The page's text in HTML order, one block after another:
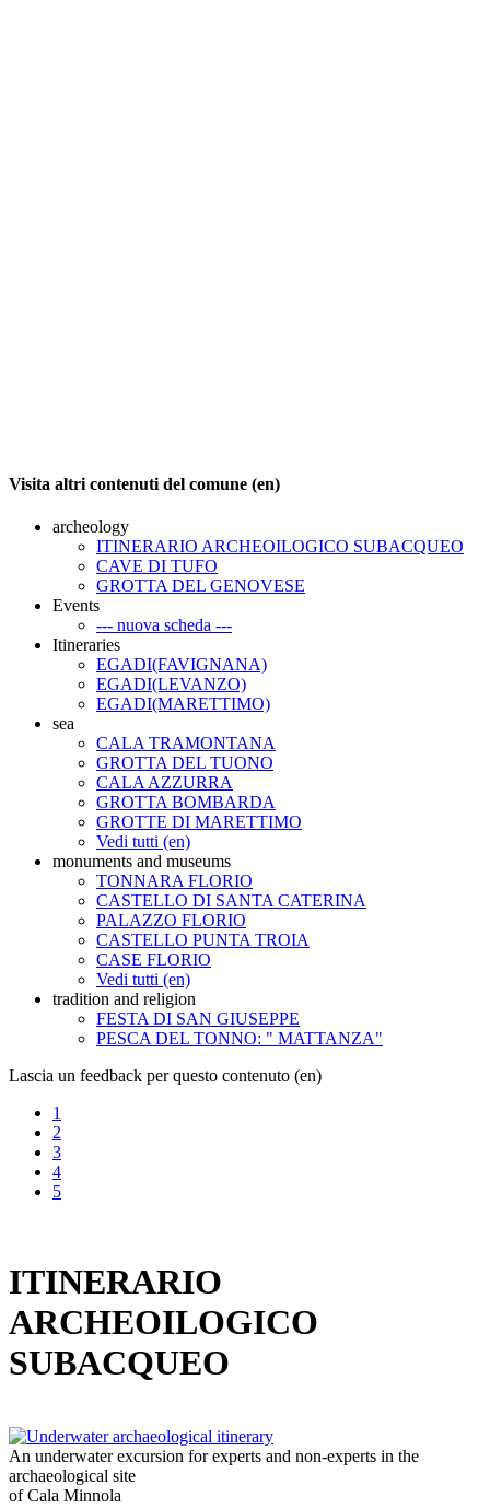
Visita altri contenuti del comune (en)
archeology
ITINERARIO ARCHEOILOGICO SUBACQUEO
CAVE DI TUFO
GROTTA DEL GENOVESE
Events
--- nuova scheda ---
Itineraries
EGADI(FAVIGNANA)
EGADI(LEVANZO)
EGADI(MARETTIMO)
sea
CALA TRAMONTANA
GROTTA DEL TUONO
CALA AZZURRA
GROTTA BOMBARDA
GROTTE DI MARETTIMO
Vedi tutti (en)
monuments and museums
TONNARA FLORIO
CASTELLO DI SANTA CATERINA
PALAZZO FLORIO
CASTELLO PUNTA TROIA
CASE FLORIO
Vedi tutti (en)
tradition and religion
FESTA DI SAN GIUSEPPE
PESCA DEL TONNO: " MATTANZA"
Lascia un feedback per questo contenuto (en)
1
2
3
4
5
ITINERARIO
ARCHEOILOGICO
SUBACQUEO
An underwater excursion for experts and non-experts in the
archaeological site
of Cala Minnola